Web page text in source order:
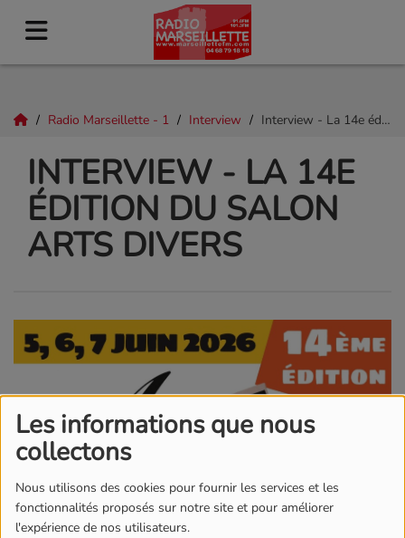
Les informations que nous
collectons
Nous utilisons des cookies pour fournir les services et les
fonctionnalités proposés sur notre site et pour améliorer
l'expérience de nos utilisateurs.
Radio Marseillette - 1 Interview Interview - La 14e édition du Salon Arts Divers
INTERVIEW - LA 14E
ÉDITION DU SALON
ARTS DIVERS